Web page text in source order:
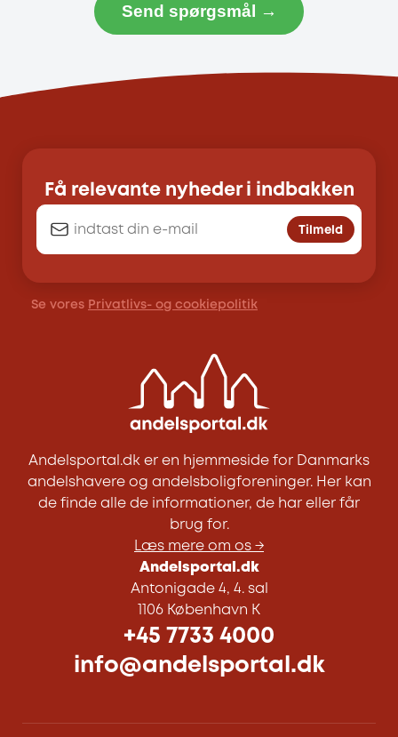
Send spørgsmål →
Få relevante nyheder i indbakken
Tilmeld
Se vores Privatlivs- og cookiepolitik
Andelsportal.dk er en hjemmeside for Danmarks
andelshavere og andelsboligforeninger. Her kan
de finde alle de informationer, de har eller får
brug for.
Læs mere om os →
Andelsportal.dk
Antonigade 4, 4. sal
1106 København K
+45 7733 4000
info@andelsportal.dk